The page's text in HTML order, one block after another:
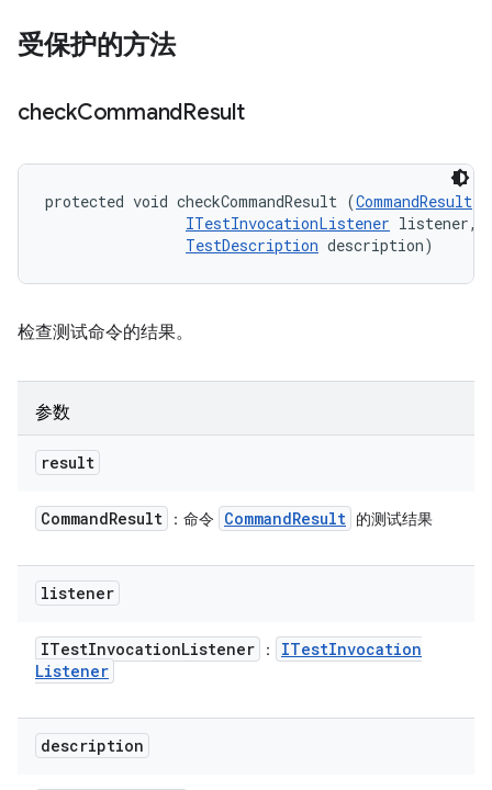
受保护的方法
checkCommandResult
protected void checkCommandResult (CommandResult
ITestInvocationListener listener,
TestDescription description)
检查测试命令的结果。
参数
result
CommandResult ：命令 CommandResult 的测试结果
listener
ITestInvocationListener ： ITestInvocation
Listener
description